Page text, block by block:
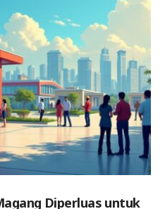
Diperluas untuk